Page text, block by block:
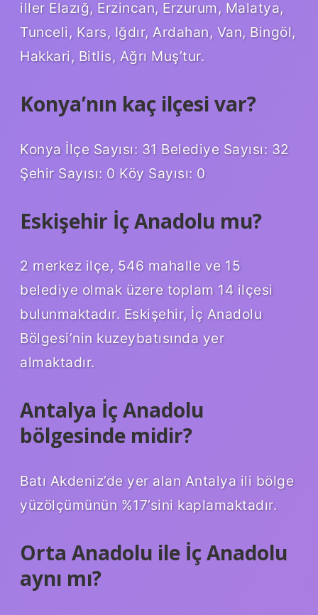
iller Elazığ, Erzincan, Erzurum, Malatya,
Tunceli, Kars, Iğdır, Ardahan, Van, Bingöl,
Hakkari, Bitlis, Ağrı Muş’tur.
Konya’nın kaç ilçesi var?
Konya İlçe Sayısı: 31 Belediye Sayısı: 32
Şehir Sayısı: 0 Köy Sayısı: 0
Eskişehir İç Anadolu mu?
2 merkez ilçe, 546 mahalle ve 15
belediye olmak üzere toplam 14 ilçesi
bulunmaktadır. Eskişehir, İç Anadolu
Bölgesi’nin kuzeybatısında yer
almaktadır.
Antalya İç Anadolu
bölgesinde midir?
Batı Akdeniz’de yer alan Antalya ili bölge
yüzölçümünün %17’sini kaplamaktadır.
Orta Anadolu ile İç Anadolu
aynı mı?